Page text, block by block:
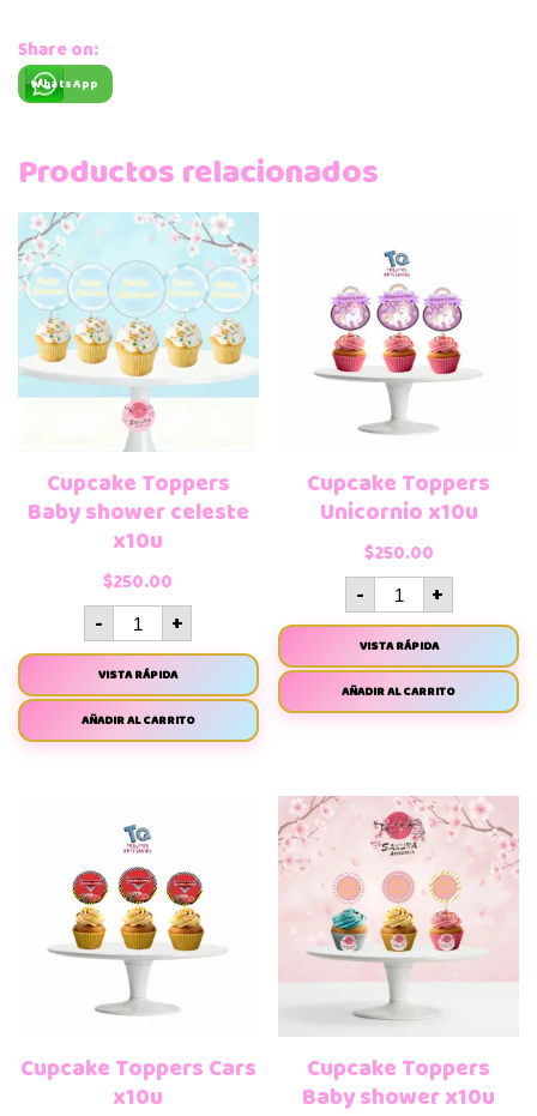
Share on:
WhatsApp
Productos relacionados
Cupcake Toppers
Baby shower celeste
x10u
$250.00
- +
VISTA RÁPIDA
AÑADIR AL CARRITO
Cupcake Toppers
Unicornio x10u
$250.00
- +
VISTA RÁPIDA
AÑADIR AL CARRITO
Cupcake Toppers Cars
x10u
Cupcake Toppers
Baby shower x10u